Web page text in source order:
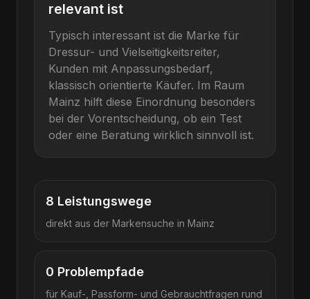
relevant ist
Typisch interessant ist die Marke für
Dressur- und Vielseitigkeitsreiter,
Kunden mit Anpassungsbedarf,
klassisch orientierte Käufer. Im Raum
Mainz hilft diese Einordnung besonders
bei der Vorentscheidung, ob ein Test
oder eine Beratung wirklich sinnvoll ist.
8 Leistungswege
direkt aus der Markensuche in Mainz
0 Problempfade
für Kauf-, Passform- und Gebrauchtfragen rund